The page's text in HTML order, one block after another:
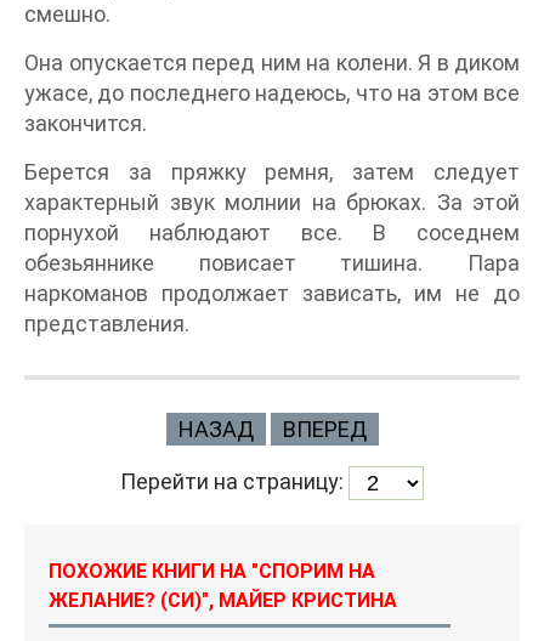
смешно.
Она опускается перед ним на колени. Я в диком
ужасе, до последнего надеюсь, что на этом все
закончится.
Берется за пряжку ремня, затем следует
характерный звук молнии на брюках. За этой
порнухой наблюдают все. В соседнем
обезьяннике повисает тишина. Пара
наркоманов продолжает зависать, им не до
представления.
НАЗАД ВПЕРЕД
Перейти на страницу:
ПОХОЖИЕ КНИГИ НА "СПОРИМ НА
ЖЕЛАНИЕ? (СИ)", МАЙЕР КРИСТИНА